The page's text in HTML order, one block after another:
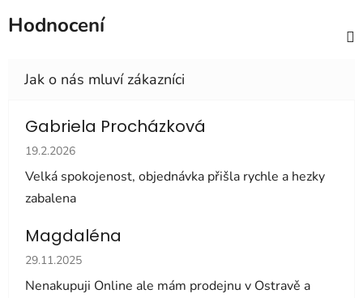
Hodnocení
Gabriela Procházková
Hodnocení obchodu je 5 z 5 hvězdiček.
19.2.2026
Velká spokojenost, objednávka přišla rychle a hezky
zabalena
Magdaléna
Hodnocení obchodu je 5 z 5 hvězdiček.
29.11.2025
Nenakupuji Online ale mám prodejnu v Ostravě a